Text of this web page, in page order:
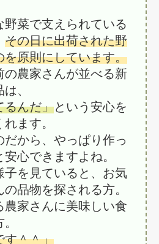
野菜で支えられている
その日に出荷された野
を原則にしています。
の農家さんが並べる新
、
るんだ」という安心を
ます。
だから、やっぱり作っ
心できますよね。
子を見ていると、お気
品物を探される方。
農家さんに美味しい食
す＾＾」